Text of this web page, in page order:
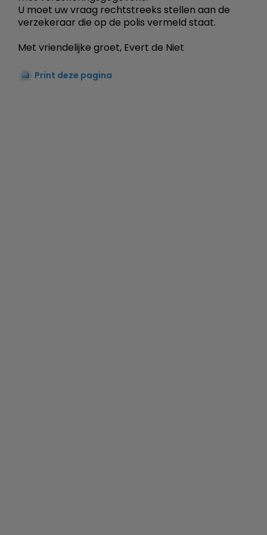
U moet uw vraag rechtstreeks stellen aan de
verzekeraar die op de polis vermeld staat.
Met vriendelijke groet, Evert de Niet
Print deze pagina